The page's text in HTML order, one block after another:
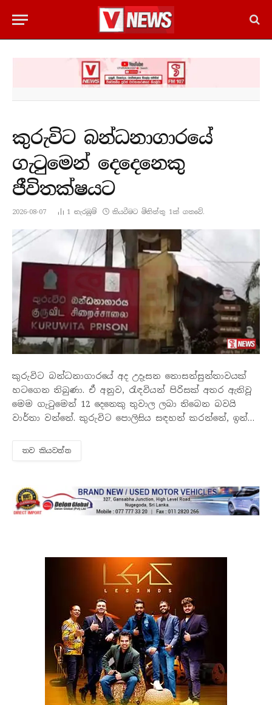
කුරුවිට බන්ධනාගාරයේ
ගැටුමෙන් දෙදෙනෙකු
ජීවිතක්ෂයට
2026-08-07 1 නැරඹු​ම් කියවීමට මිනිත්තු 1ක් ගතවේ.
කුරුවිට බන්ධනාගාරයේ අද උදෑසන නොසන්සුන්තාවයක්
හටගෙන තිබුණා. ඒ අනුව, රැඳවියන් පිරිසක් අතර ඇතිවූ
මෙම ගැටුමෙන් 12 දෙනෙකු තුවාල ලබා තිබෙන බවයි
වාර්තා වන්නේ. කුරුවිට පොලිසිය සඳහන් කරන්නේ, ඉන්
තව කියවන්​න